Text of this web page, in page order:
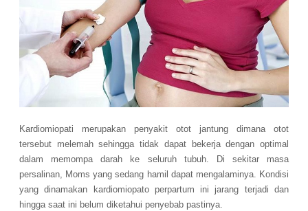
Kardiomiopati merupakan penyakit otot jantung dimana otot
tersebut melemah sehingga tidak dapat bekerja dengan optimal
dalam memompa darah ke seluruh tubuh. Di sekitar masa
persalinan, Moms yang sedang hamil dapat mengalaminya. Kondisi
yang dinamakan kardiomiopato perpartum ini jarang terjadi dan
hingga saat ini belum diketahui penyebab pastinya.